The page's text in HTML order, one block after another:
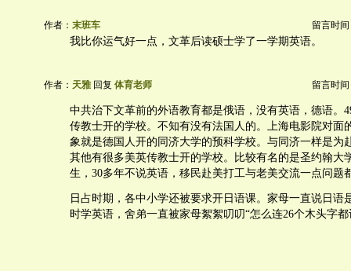
作者： 末班车 留言时间
我比你运气好一点，文革后读硕士学了一学期英语。
作者： 天雅 回复 体育老师 留言时间
中共治下文革前的外语教育都是俄语，没有英语，德语。
传教士开的学校。不知有没有法国人的。上海电影院对面
象就是德国人开的同济大学的预科学校。与同济一样是为
其他有很多美英传教士开的学校。比较有名的是圣约翰大
生，30多年不说英语，移民赴美打工与老美交流一点问题
日占时期，各中小学还被要求开日语课。家母一直说日语
时学英语，舍弟一直被家母絮絮叨叨“怎么连26个木头字都